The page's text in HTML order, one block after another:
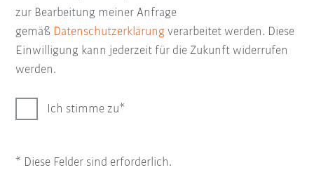
zur Bearbeitung meiner Anfrage
gemäß Datenschutzerklärung verarbeitet werden. Diese
Einwilligung kann jederzeit für die Zukunft widerrufen
werden.
Ich stimme zu
* Diese Felder sind erforderlich.